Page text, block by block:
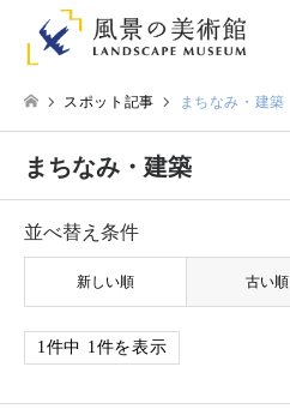
スポット記事 まちなみ・建築
まちなみ・建築
並べ替え条件
新しい順 古い順
1件中 1件を表示